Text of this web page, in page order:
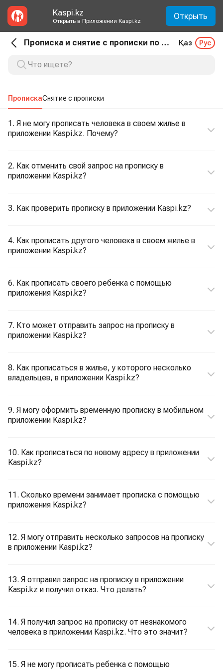
Kaspi.kz
Открыть в Приложении Kaspi.kz Открыть
Прописка и снятие с прописки по месту жительства. Прописка Қаз Рус
ПропискаСнятие с прописки
1. Я не могу прописать человека в своем жилье в
приложении Kaspi.kz. Почему?
2. Как отменить свой запрос на прописку в
приложении Kaspi.kz?
3. Как проверить прописку в приложении Kaspi.kz?
4. Как прописать другого человека в своем жилье в
приложении Kaspi.kz?
6. Как прописать своего ребенка с помощью
приложения Kaspi.kz?
7. Кто может отправить запрос на прописку в
приложении Kaspi.kz?
8. Как прописаться в жилье, у которого несколько
владельцев, в приложении Kaspi.kz?
9. Я могу оформить временную прописку в мобильном
приложении Kaspi.kz?
10. Как прописаться по новому адресу в приложении
Kaspi.kz?
11. Сколько времени занимает прописка с помощью
приложения Kaspi.kz?
12. Я могу отправить несколько запросов на прописку
в приложении Kaspi.kz?
13. Я отправил запрос на прописку в приложении
Kaspi.kz и получил отказ. Что делать?
14. Я получил запрос на прописку от незнакомого
человека в приложении Kaspi.kz. Что это значит?
15. Я не могу прописать ребенка с помощью